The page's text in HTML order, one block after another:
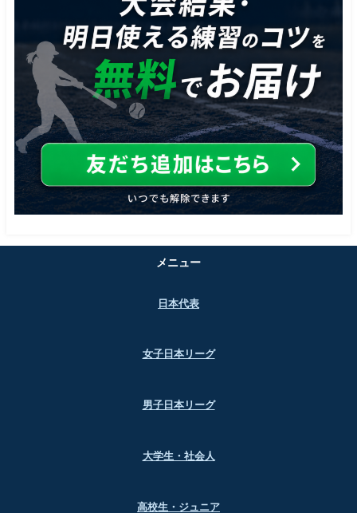
メニュー
日本代表
女子日本リーグ
男子日本リーグ
大学生・社会人
高校生・ジュニア